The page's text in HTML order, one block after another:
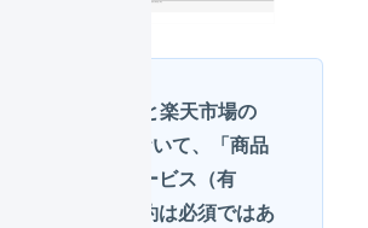
LOGILESSと楽天市場の
API連携において、「商品
一括登録サービス（有
料）」の契約は必須ではあ